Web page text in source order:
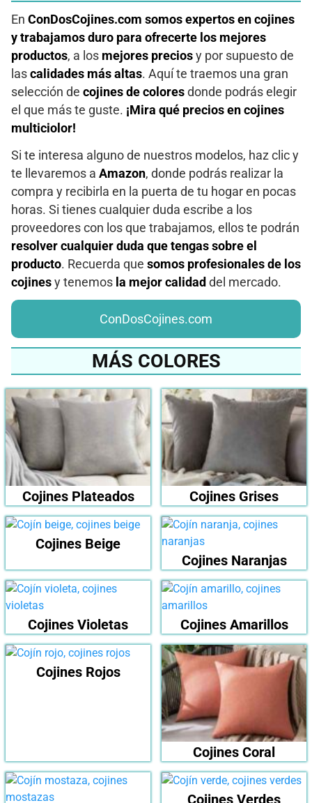
En ConDosCojines.com somos expertos en cojines
y trabajamos duro para ofrecerte los mejores
productos, a los mejores precios y por supuesto de
las calidades más altas. Aquí te traemos una gran
selección de cojines de colores donde podrás elegir
el que más te guste. ¡Mira qué precios en cojines
multiciolor!
Si te interesa alguno de nuestros modelos, haz clic y
te llevaremos a Amazon, donde podrás realizar la
compra y recibirla en la puerta de tu hogar en pocas
horas. Si tienes cualquier duda escribe a los
proveedores con los que trabajamos, ellos te podrán
resolver cualquier duda que tengas sobre el
producto. Recuerda que somos profesionales de los
cojines y tenemos la mejor calidad del mercado.
ConDosCojines.com
MÁS COLORES
Cojines Plateados Cojines Grises
Cojines Beige
Cojines Naranjas
Cojines Violetas Cojines Amarillos
Cojines Rojos
Cojines Coral
Cojines Verdes